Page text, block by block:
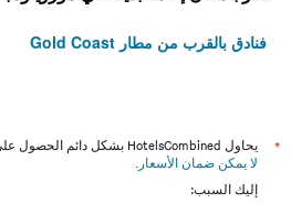
فنادق بالقرب من مطار Gold Coast
*
يحاول HotelsCombined بشكل دائم الحصول على الأسعار الدقيقة، ولكن
لا يمكن ضمان الأسعار .
إليك السبب: